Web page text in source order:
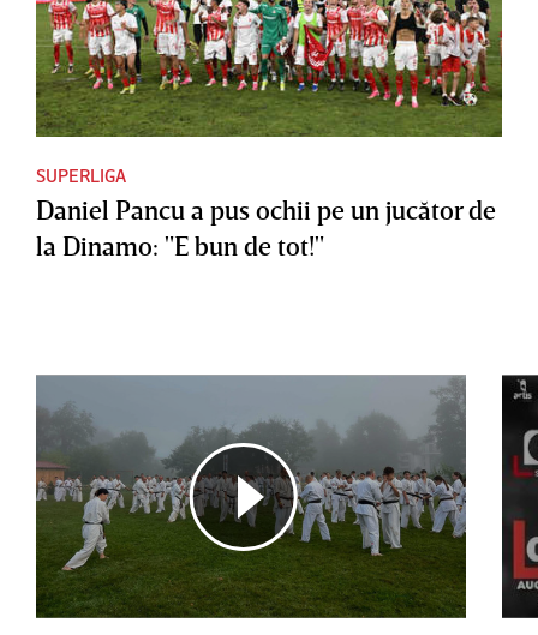
SUPERLIGA
Daniel Pancu a pus ochii pe un jucător de
la Dinamo: "E bun de tot!"